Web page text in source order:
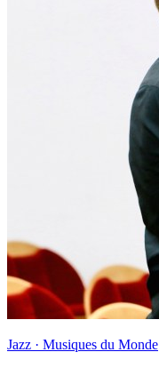
Jazz · Musiques du Monde